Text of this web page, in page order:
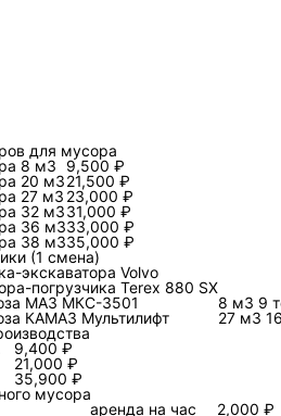
Сколько стоит
Цена в этой теме почти
же количество по массе
отходом, который надо
необходимость
сортировка,
связки «вид отхода —
для мусора
8 м3
9,500 ₽
20 м321,500 ₽
27 м3 23,000 ₽
32 м331,000 ₽
36 м333,000 ₽
38 м335,000 ₽
(1 смена)
экскаватора Volvo
погрузчика Terex 880 SX
МАЗ МКС-3501
8 м3 9
КАМАЗ Мультилифт
27 м3
9,400 ₽
21,000 ₽
35,900 ₽
мусора
аренда на час
2,000 ₽